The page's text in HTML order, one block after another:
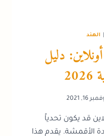
الهند
دليل
16, 2021
قد يكون تحدياً
الأقمشة. يقدم هذا